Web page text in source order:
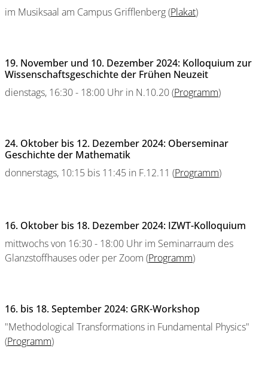
im Musiksaal am Campus Grifflenberg (Plakat)
19. November und 10. Dezember 2024: Kolloquium zur
Wissenschaftsgeschichte der Frühen Neuzeit
dienstags, 16:30 - 18:00 Uhr in N.10.20 (Programm)
24. Oktober bis 12. Dezember 2024: Oberseminar
Geschichte der Mathematik
donnerstags, 10:15 bis 11:45 in F.12.11 (Programm)
16. Oktober bis 18. Dezember 2024: IZWT-Kolloquium
mittwochs von 16:30 - 18:00 Uhr im Seminarraum des
Glanzstoffhauses oder per Zoom (Programm)
16. bis 18. September 2024: GRK-Workshop
"Methodological Transformations in Fundamental Physics"
(Programm)